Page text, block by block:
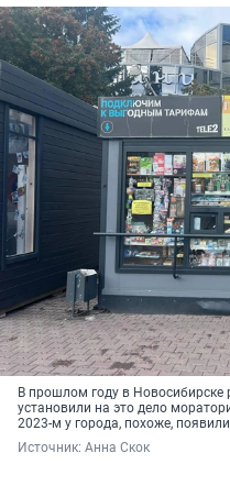
В прошлом году в Новосибирске
установили на это дело
2023-м у города, похоже,
Источник: Анна Скок